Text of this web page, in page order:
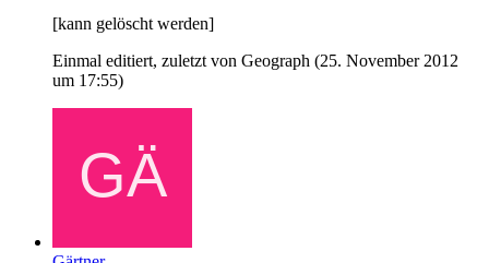
[kann gelöscht werden]
Einmal editiert, zuletzt von Geograph (25. November 2012
um 17:55)